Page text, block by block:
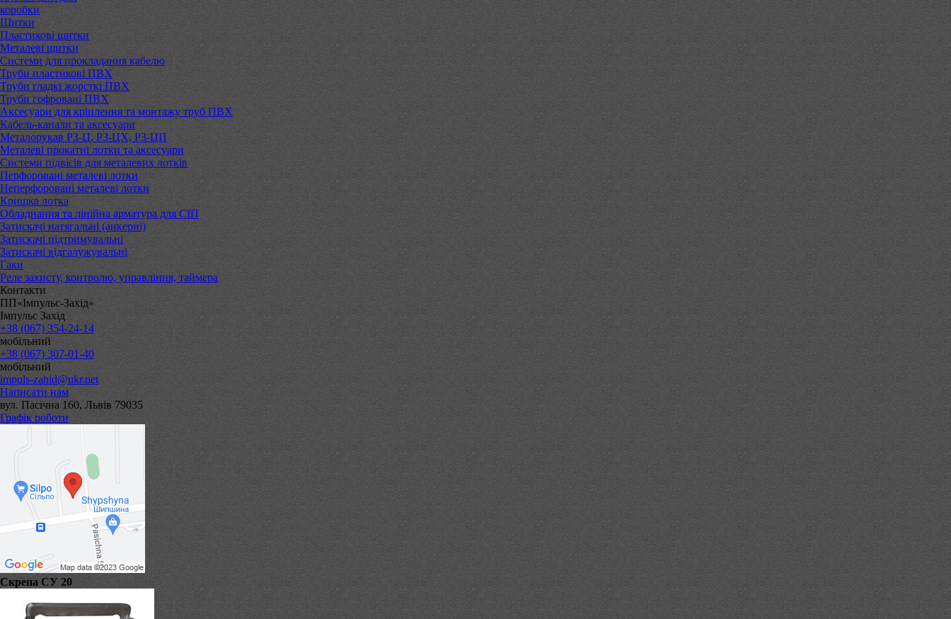
коробки
Щитки
Пластикові щитки
Металеві щитки
Системи для прокладання кабелю
Труби пластикові ПВХ
Труби гладкі жорсткі ПВХ
Труби гофровані ПВХ
Аксесуари для кріплення та монтажу труб ПВХ
Кабель-канали та аксесуари
Металорукав РЗ-Ц, РЗ-ЦХ, РЗ-ЦП
Металеві прокатні лотки та аксесуари
Системи підвісів для металевих лотків
Перфоровані металеві лотки
Неперфоровані металеві лотки
Кришка лотка
Обладнання та лінійна арматура для СІП
Затискачі натягальні (анкерні)
Затискачі підтримувальні
Затискачі відгалужувальні
Гаки
Реле захисту, контролю, управління, таймера
Контакти
ПП«Імпульс-Захід»
Імпульс Захід
+38 (067) 354-24-14
мобільний
+38 (067) 307-01-40
мобільний
impuls-zahid@ukr.net
Написати нам
вул. Пасічна 160, Львів 79035
Графік роботи
Скрепа СУ 20